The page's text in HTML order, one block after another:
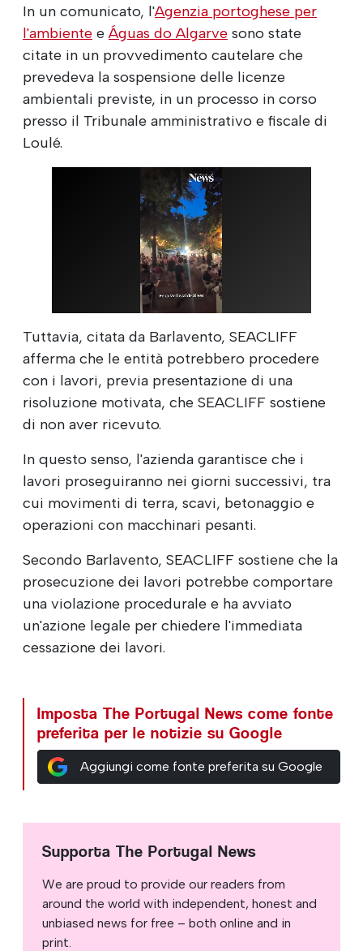
In un comunicato, l'Agenzia portoghese per
l'ambiente eÁguas do Algarve sono state
citate in un provvedimento cautelare che
prevedeva la sospensione delle licenze
ambientali previste, in un processo in corso
presso il Tribunale amministrativo e fiscale di
Loulé.
Tuttavia, citata da Barlavento, SEACLIFF
afferma che le entità potrebbero procedere
con i lavori, previa presentazione di una
risoluzione motivata, che SEACLIFF sostiene
di non aver ricevuto.
In questo senso, l'azienda garantisce che i
lavori proseguiranno nei giorni successivi, tra
cui movimenti di terra, scavi, betonaggio e
operazioni con macchinari pesanti.
Secondo Barlavento, SEACLIFF sostiene che la
prosecuzione dei lavori potrebbe comportare
una violazione procedurale e ha avviato
un'azione legale per chiedere l'immediata
cessazione dei lavori.
Imposta The Portugal News come fonte
preferita per le notizie su Google
Aggiungi come fonte preferita su Google
Supporta The Portugal News
We are proud to provide our readers from
around the world with independent, honest and
unbiased news for free – both online and in
print.